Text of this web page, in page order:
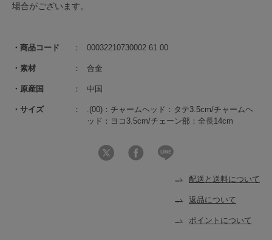
商品コード 00032210730002 61 00
素材 合金
原産国 中国
サイズ
.(00)：チャームヘッド：タテ3.5cm/チャームヘ
ッド：ヨコ3.5cm/チェーン部：全長14cm
配送と送料について
返品について
ポイントについて
場合がございます。